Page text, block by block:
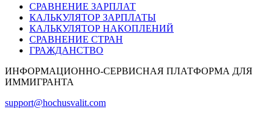
СРАВНЕНИЕ ЗАРПЛАТ
КАЛЬКУЛЯТОР ЗАРПЛАТЫ
КАЛЬКУЛЯТОР НАКОПЛЕНИЙ
СРАВНЕНИЕ СТРАН
ГРАЖДАНСТВО
ИНФОРМАЦИОННО-СЕРВИСНАЯ ПЛАТФОРМА ДЛЯ
ИММИГРАНТА
support@hochusvalit.com